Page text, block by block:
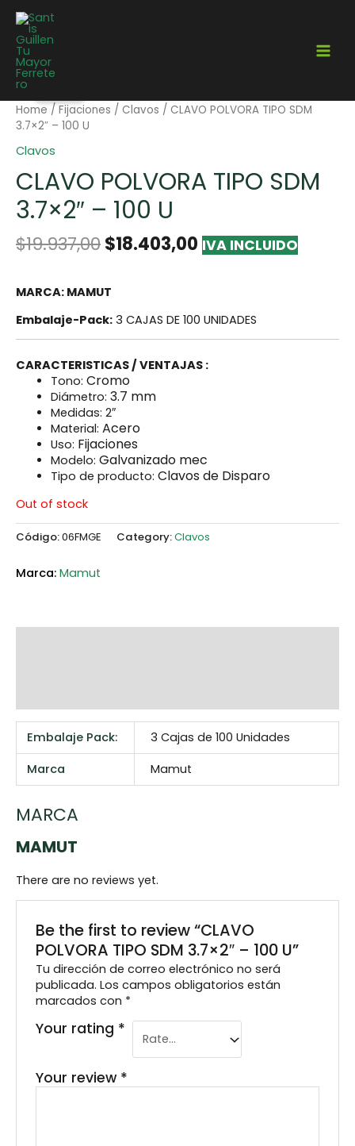
Home / Fijaciones / Clavos / CLAVO POLVORA TIPO SDM
3.7×2″ – 100 U
Clavos
CLAVO POLVORA TIPO SDM
3.7×2″ – 100 U
$19.937,00$18.403,00 IVA INCLUIDO
MARCA: MAMUT
Embalaje-Pack: 3 CAJAS DE 100 UNIDADES
CARACTERISTICAS / VENTAJAS :
Tono: Cromo
Diámetro: 3.7 mm
Medidas: 2″
Material: Acero
Uso: Fijaciones
Modelo: Galvanizado mec
Tipo de producto: Clavos de Disparo
Out of stock
Código:06FMGE Category:Clavos
Mamut
Embalaje Pack:
3 Cajas de 100 Unidades
Marca
Mamut
MARCA
MAMUT
There are no reviews yet.
Be the first to review “CLAVO
POLVORA TIPO SDM 3.7×2″ – 100 U”
Tu dirección de correo electrónico no será
publicada. Los campos obligatorios están
marcados con *
Your rating *
Your review *